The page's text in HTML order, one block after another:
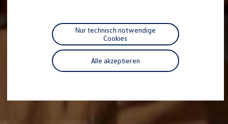
Individualisieren
Wallbox und Ladekabel
Digitale Extras
Dienste für Ihr Modell finden
Volkswagen Apps, Login und Shop
Handy und Fahrzeug verbinden
Vorgängermodelle
Kundeninformationen
Alle akzeptieren
Nur technisch notwendige
Cookies